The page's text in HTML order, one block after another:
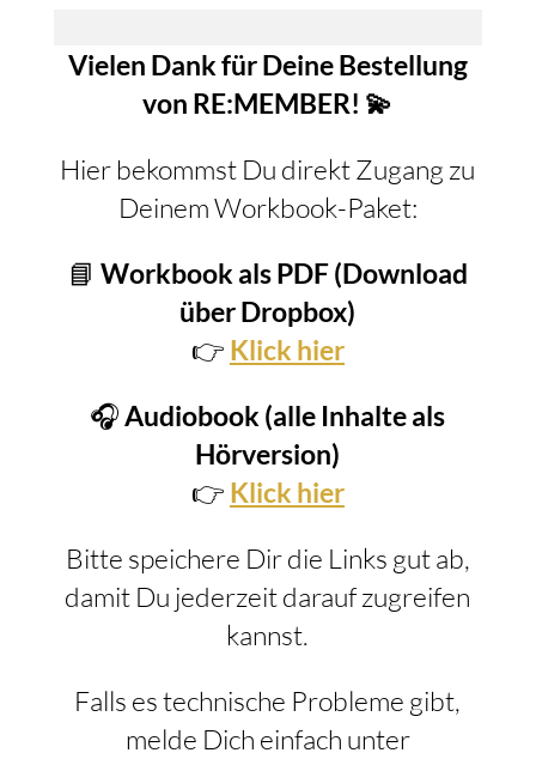
Vielen Dank für Deine Bestellung
von RE:MEMBER! 💫
Hier bekommst Du direkt Zugang zu
Deinem Workbook-Paket:
📘 Workbook als PDF (Download
über Dropbox)
👉 Klick hier
🎧Audiobook (alle Inhalte als
Hörversion)
👉 Klick hier
Bitte speichere Dir die Links gut ab,
damit Du jederzeit darauf zugreifen
kannst.
Falls es technische Probleme gibt,
melde Dich einfach unter